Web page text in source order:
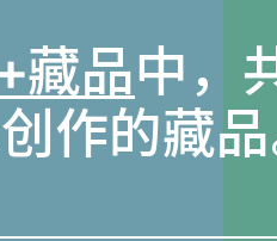
藏品中，
作的藏品